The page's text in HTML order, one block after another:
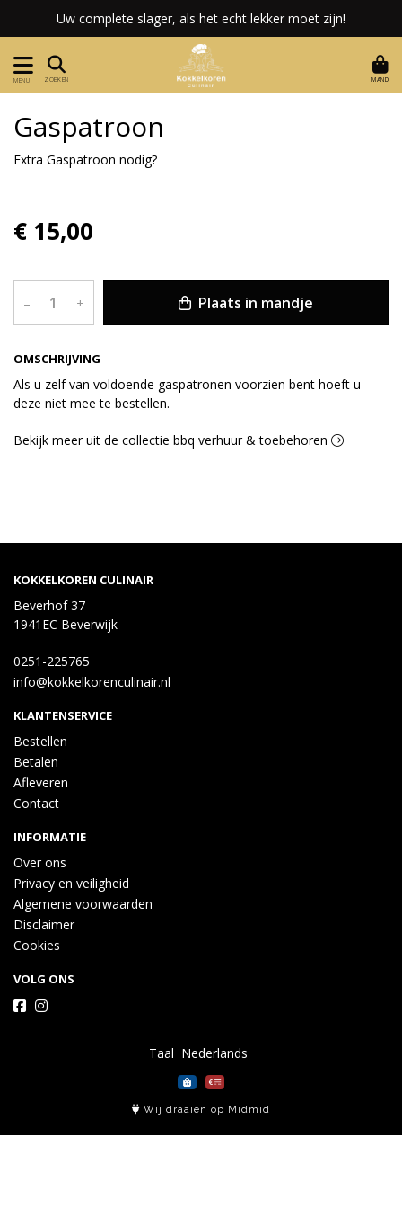
Uw complete slager, als het echt lekker moet zijn!
MENU ZOEKEN MAND
OMSCHRIJVING
Als u zelf van voldoende gaspatronen voorzien bent hoeft u
deze niet mee te bestellen.
Gaspatroon
Extra Gaspatroon nodig?
€ 15,00
– + Plaats in mandje
Bekijk meer uit de collectie bbq verhuur & toebehoren
KOKKELKOREN CULINAIR
Beverhof 37
1941EC Beverwijk
0251-225765
info@kokkelkorenculinair.nl
KLANTENSERVICE
Bestellen
Betalen
Afleveren
Contact
INFORMATIE
Over ons
Privacy en veiligheid
Algemene voorwaarden
Disclaimer
Cookies
VOLG ONS
Taal
Wij draaien op Midmid